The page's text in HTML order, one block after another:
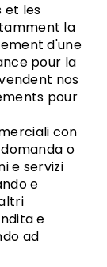
et les
la
d'une
pour la
nos
pour
con
o
e servizi
e
e
ad